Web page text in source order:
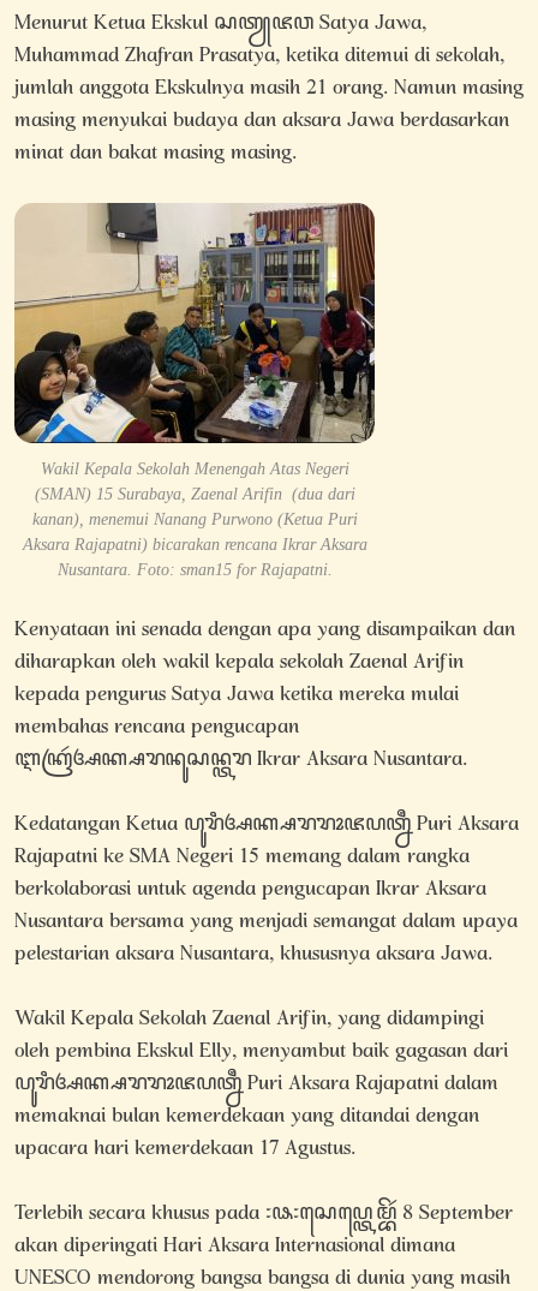
Menurut Ketua Ekskul ꦱꦠꦾꦗꦮ Satya Jawa,
Muhammad Zhafran Prasatya, ketika ditemui di sekolah,
jumlah anggota Ekskulnya masih 21 orang. Namun masing
masing menyukai budaya dan aksara Jawa berdasarkan
minat dan bakat masing masing.
Wakil Kepala Sekolah Menengah Atas Negeri
(SMAN) 15 Surabaya, Zaenal Arifin (dua dari
kanan), menemui Nanang Purwono (Ketua Puri
Aksara Rajapatni) bicarakan rencana Ikrar Aksara
Nusantara. Foto: sman15 for Rajapatni.
Kenyataan ini senada dengan apa yang disampaikan dan
diharapkan oleh wakil kepala sekolah Zaenal Arifin
kepada pengurus Satya Jawa ketika mereka mulai
membahas rencana pengucapan
ꦆꦏꦿꦂꦄꦏ꧀ꦱꦫꦤꦸꦱꦤ꧀ꦠꦫ Ikrar Aksara Nusantara.
Kedatangan Ketua ꦥꦸꦫꦶꦄꦏ꧀ꦱꦫꦫꦴꦗꦥꦠ꧀ꦤꦷ Puri Aksara
Rajapatni ke SMA Negeri 15 memang dalam rangka
berkolaborasi untuk agenda pengucapan Ikrar Aksara
Nusantara bersama yang menjadi semangat dalam upaya
pelestarian aksara Nusantara, khususnya aksara Jawa.
Wakil Kepala Sekolah Zaenal Arifin, yang didampingi
oleh pembina Ekskul Elly, menyambut baik gagasan dari
ꦥꦸꦫꦶꦄꦏ꧀ꦱꦫꦫꦴꦗꦥꦠ꧀ꦤꦷ Puri Aksara Rajapatni dalam
memaknai bulan kemerdekaan yang ditandai dengan
upacara hari kemerdekaan 17 Agustus.
Terlebih secara khusus pada ꧇꧘꧇ꦱꦺꦥ꧀ꦠꦺꦩ꧀ꦧꦼꦂ 8 September
akan diperingati Hari Aksara Internasional dimana
UNESCO mendorong bangsa bangsa di dunia yang masih